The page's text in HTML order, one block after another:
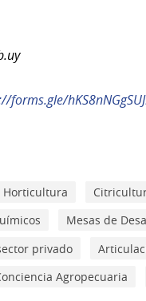
forms.gle/
Horticultura
Mesas de
privado
Agropecuaria